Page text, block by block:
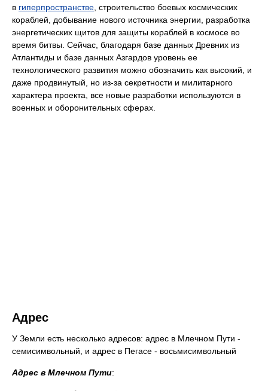
в гиперпространстве , строительство боевых космических
кораблей, добывание нового источника энергии, разработка
энергетических щитов для защиты кораблей в космосе во
время битвы. Сейчас, благодаря базе данных Древних из
Атлантиды и базе данных Азгардов уровень ее
технологического развития можно обозначить как высокий, и
даже продвинутый, но из-за секретности и милитарного
характера проекта, все новые разработки используются в
военных и оборонительных сферах.
Адрес
У Земли есть несколько адресов: адрес в Млечном Пути -
семисимвольный, и адрес в Пегасе - восьмисимвольный
Адрес в Млечном Пути: